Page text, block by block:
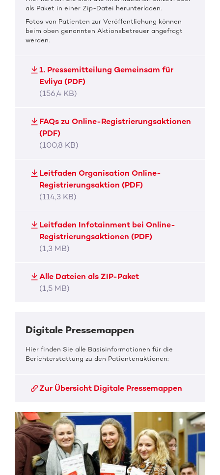
als Paket in einer Zip-Datei herunterladen.
Fotos von Patienten zur Veröffentlichung können
beim oben genannten Aktionsbetreuer angefragt
werden.
1. Pressemitteilung Gemeinsam für
Evliya (PDF)
(156,4 KB)
FAQs zu Online-Registrierungsaktionen
(PDF)
(100,8 KB)
Leitfaden Organisation Online-
Registrierungsaktion (PDF)
(114,3 KB)
Leitfaden Infotainment bei Online-
Registrierungsaktionen (PDF)
(1,3 MB)
Alle Dateien als ZIP-Paket
(1,5 MB)
Digitale Pressemappen
Hier finden Sie alle Basisinformationen für die
Berichterstattung zu den Patientenaktionen:
Zur Übersicht Digitale Pressemappen